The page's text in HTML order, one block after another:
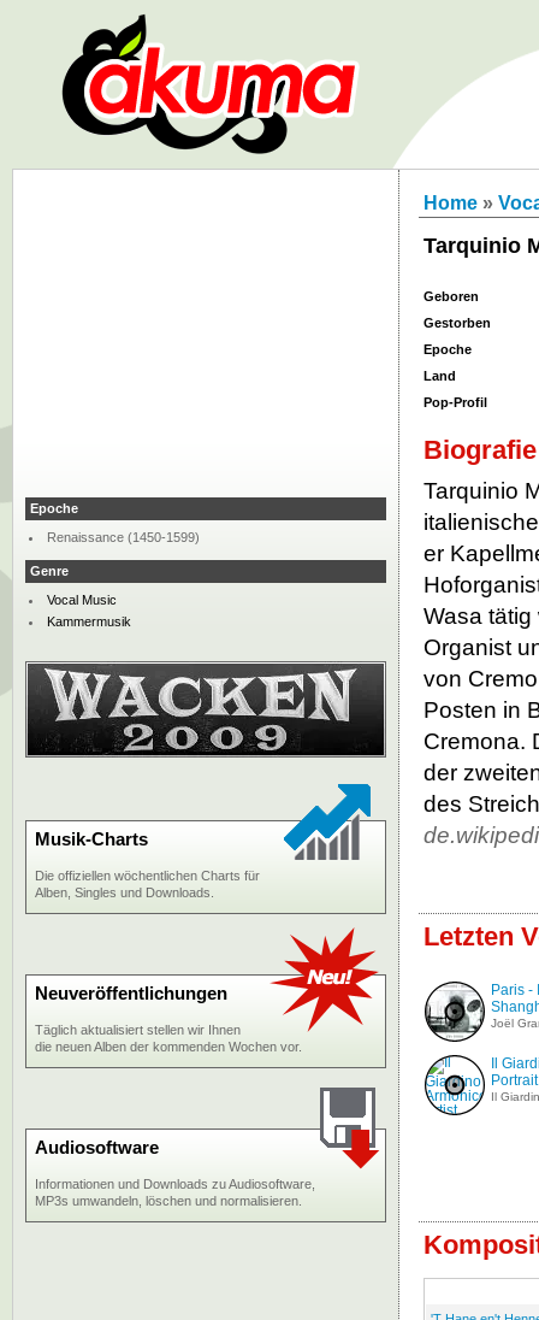
Home »
Tarquinio
Geboren
Gestorben
Epoche
Land
Pop-Profil
Biografie
Tarquinio
er
Wasa tätig
Organist
von
Posten in
Cremona.
der
des
Letzten
Paris -
Joël
Il
Portrait
Il
Epoche
Renaissance (1450-1599)
Genre
Vocal Music
Kammermusik
Musik-Charts
Die offiziellen wöchentlichen Charts für
Alben, Singles und Downloads.
Neuveröffentlichungen
Täglich aktualisiert stellen wir Ihnen
die neuen Alben der kommenden Wochen vor.
Audiosoftware
Informationen und Downloads zu Audiosoftware,
MP3s umwandeln, löschen und normalisieren.